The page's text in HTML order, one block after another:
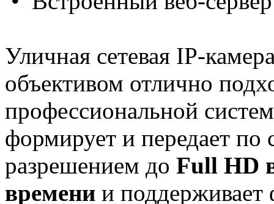
Уличная сетевая IP-
объективом отлично
профессиональной
формирует и передает по
разрешением до Full HD
времени и